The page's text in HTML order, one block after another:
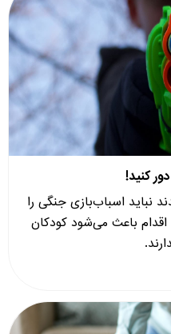
کنید!
نباید اسباب‌بازی جنگی را
اقدام باعث می‌شود کودکان